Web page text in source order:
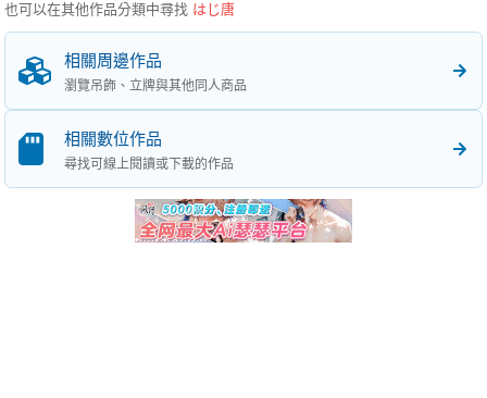
也可以在其他作品分類中尋找 はじ唐
相關周邊作品
瀏覽吊飾、立牌與其他同人商品
相關數位作品
尋找可線上閱讀或下載的作品